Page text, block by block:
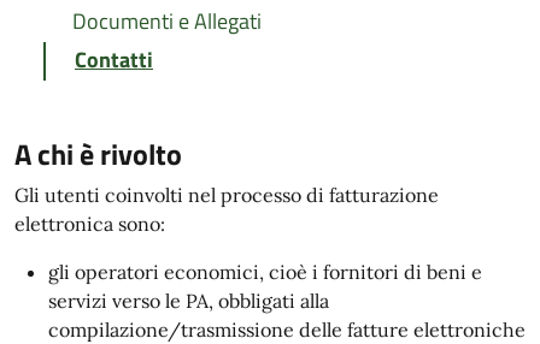
Documenti e Allegati
Contatti
A chi è rivolto
Gli utenti coinvolti nel processo di fatturazione
elettronica sono:
gli operatori economici, cioè i fornitori di beni e
servizi verso le PA, obbligati alla
compilazione/trasmissione delle fatture elettroniche